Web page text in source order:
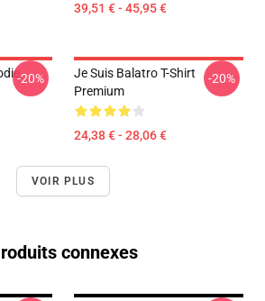
39,51 € - 45,95 €
-20%
Je Suis Balatro T-Shirt
Premium
24,38 € - 28,06 €
-20%
VOIR PLUS
connexes